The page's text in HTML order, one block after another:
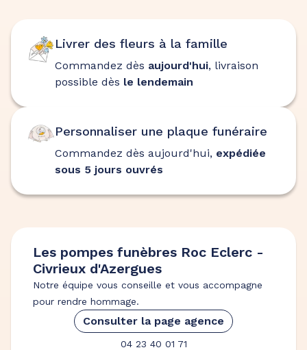
Livrer des fleurs à la famille
Commandez dès aujourd'hui, livraison
possible dès le lendemain
Personnaliser une plaque funéraire
Commandez dès aujourd'hui, expédiée
sous 5 jours ouvrés
Les pompes funèbres Roc Eclerc -
Civrieux d'Azergues
Notre équipe vous conseille et vous accompagne
pour rendre hommage.
Consulter la page agence
04 23 40 01 71